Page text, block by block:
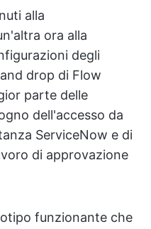
alla
ora alla
degli
drop di Flow
parte delle
dell'accesso da
ServiceNow e di
di approvazione
funzionante che